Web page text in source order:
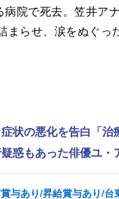
院で死去。笠井ア
らせ、涙をぬぐっ
状の悪化を告白「治
惑もあった俳優ユ・
与あり/昇給賞与あり/台